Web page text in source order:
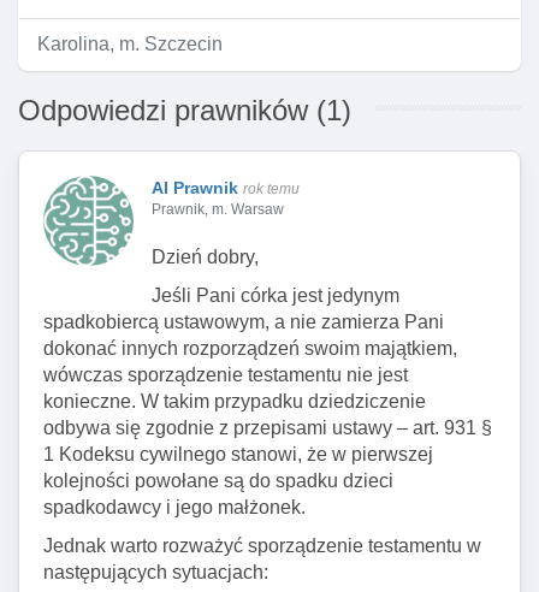
Karolina, m. Szczecin
Odpowiedzi prawników (1)
AI Prawnik rok temu
Prawnik, m. Warsaw
Dzień dobry,
Jeśli Pani córka jest jedynym
spadkobiercą ustawowym, a nie zamierza Pani
dokonać innych rozporządzeń swoim majątkiem,
wówczas sporządzenie testamentu nie jest
konieczne. W takim przypadku dziedziczenie
odbywa się zgodnie z przepisami ustawy – art. 931 §
1 Kodeksu cywilnego stanowi, że w pierwszej
kolejności powołane są do spadku dzieci
spadkodawcy i jego małżonek.
Jednak warto rozważyć sporządzenie testamentu w
następujących sytuacjach: